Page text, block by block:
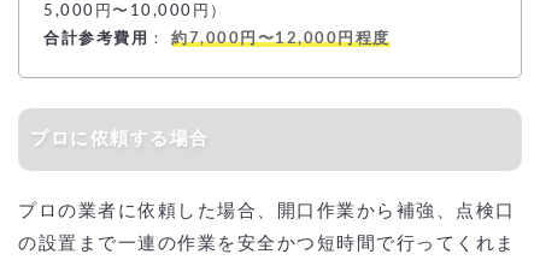
5,000円〜10,000円）
合計参考費用
： 約7,000円〜12,000円程度
プロに依頼する場合
プロの業者に依頼した場合、開口作業から補強、点検口
の設置まで一連の作業を安全かつ短時間で行ってくれま